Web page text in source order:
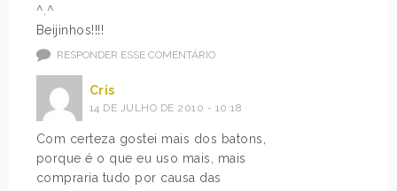
^.^
Beijinhos!!!!
RESPONDER ESSE COMENTÁRIO
Cris
14 DE JULHO DE 2010 - 10:18
Com certeza gostei mais dos batons,
porque é o que eu uso mais, mais
compraria tudo por causa das